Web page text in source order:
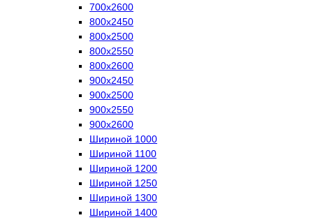
700х2600
800х2450
800х2500
800х2550
800х2600
900х2450
900х2500
900х2550
900х2600
Шириной 1000
Шириной 1100
Шириной 1200
Шириной 1250
Шириной 1300
Шириной 1400